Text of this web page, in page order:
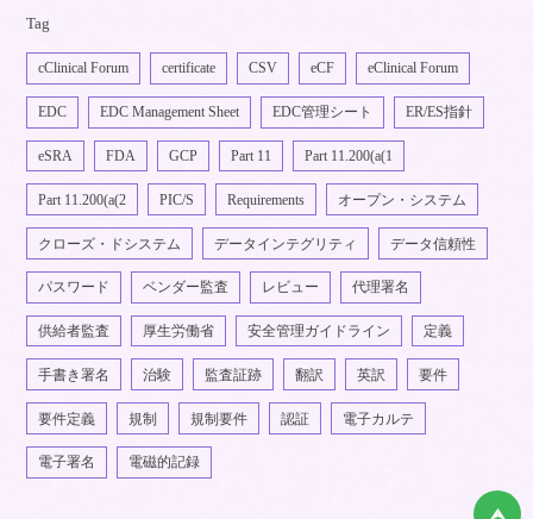
Tag
cClinical Forum certificate CSV eCF eClinical Forum
EDC EDC Management Sheet EDC管理シート ER/ES指針
eSRA FDA GCP Part 11 Part 11.200(a(1
Part 11.200(a(2 PIC/S Requirements オープン・システム
クローズ・ドシステム データインテグリティ データ信頼性
パスワード ベンダー監査 レビュー 代理署名
供給者監査 厚生労働省 安全管理ガイドライン 定義
手書き署名 治験 監査証跡 翻訳 英訳 要件
要件定義 規制 規制要件 認証 電子カルテ
電子署名 電磁的記録